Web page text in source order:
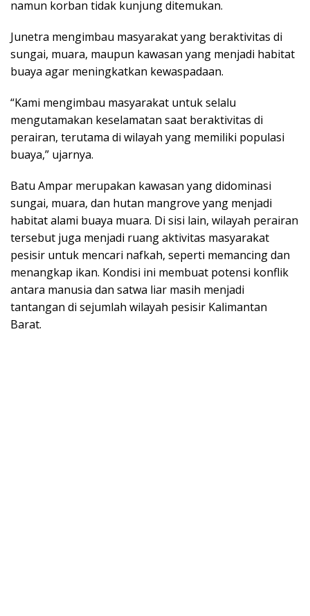
namun korban tidak kunjung ditemukan.
Junetra mengimbau masyarakat yang beraktivitas di
sungai, muara, maupun kawasan yang menjadi habitat
buaya agar meningkatkan kewaspadaan.
“Kami mengimbau masyarakat untuk selalu
mengutamakan keselamatan saat beraktivitas di
perairan, terutama di wilayah yang memiliki populasi
buaya,” ujarnya.
Batu Ampar merupakan kawasan yang didominasi
sungai, muara, dan hutan mangrove yang menjadi
habitat alami buaya muara. Di sisi lain, wilayah perairan
tersebut juga menjadi ruang aktivitas masyarakat
pesisir untuk mencari nafkah, seperti memancing dan
menangkap ikan. Kondisi ini membuat potensi konflik
antara manusia dan satwa liar masih menjadi
tantangan di sejumlah wilayah pesisir Kalimantan
Barat.